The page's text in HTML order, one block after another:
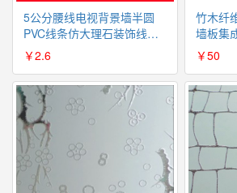
5公分腰线电视背景墙半圆
PVC线条仿大理石装饰线条
门套线5分腰线（不包邮）
￥2.6
竹木纤
墙板集
整装（
￥50